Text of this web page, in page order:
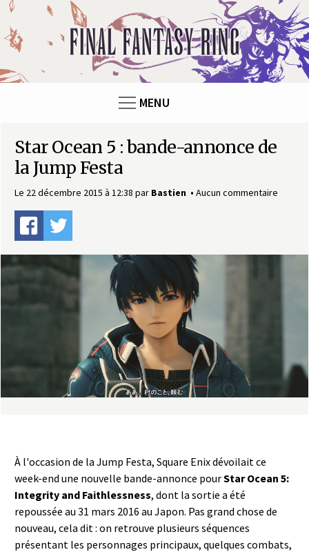
F
n
n
t
y
MENU
Star Ocean 5 : bande-annonce de
la Jump Festa
Le 22 décembre 2015 à 12:38 par Bastien Aucun commentaire
À l'occasion de la Jump Festa, Square Enix dévoilait ce
week-end une nouvelle bande-annonce pourStar Ocean 5:
Integrity and Faithlessness, dont la sortie a été
repoussée au 31 mars 2016 au Japon. Pas grand chose de
nouveau, cela dit : on retrouve plusieurs séquences
présentant les personnages principaux, quelques combats,
Panneau de gestion des cookies